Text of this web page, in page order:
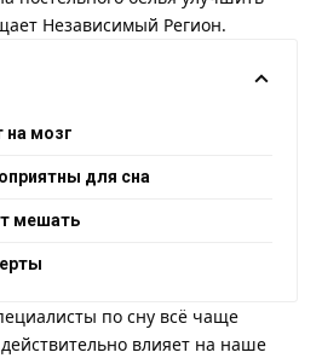
Независимый Регион.
на мозг
для сна
мешать
по сну всё чаще
действительно влияет на наше